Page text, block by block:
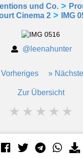
und Co. >
Cinema 2 > IMG
@leenahunter
»
Zur Übersicht
★ ★ ★ ★ ★